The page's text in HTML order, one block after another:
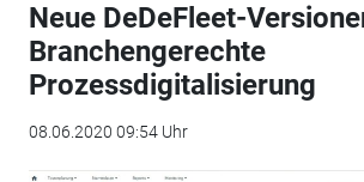
Neue DeDeFleet-
Branchengerechte
Prozessdigitalisierung
08.06.2020 09:54 Uhr